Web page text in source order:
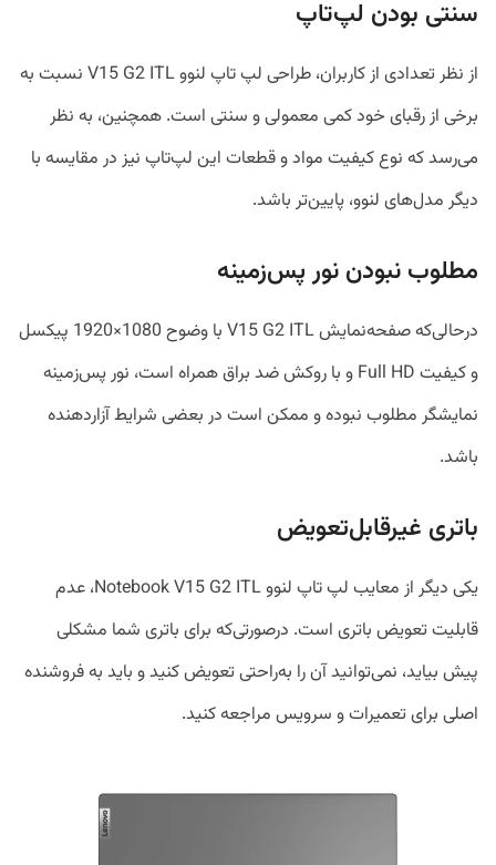
سنتی بودن لپ‌تاپ
از نظر تعدادی از کاربران، طراحی لپ ‌تاپ لنوو V15 G2 ITL نسبت به
برخی از رقبای خود کمی معمولی و سنتی است. همچنین، به نظر
می‌رسد که نوع کیفیت مواد و قطعات این لپ‌تاپ نیز در مقایسه با
دیگر مدل‌های لنوو، پایین‌تر باشد.
مطلوب نبودن نور پس‌زمینه
درحالی‌که صفحه‌نمایش V15 G2 ITL با وضوح 1080×1920 پیکسل
و کیفیت Full HD و با روکش ضد براق همراه است، نور پس‌زمینه
نمایشگر مطلوب نبوده و ممکن است در بعضی شرایط آزاردهنده
باشد.
باتری غیرقابل‌تعویض
یکی دیگر از معایب لپ ‌تاپ لنوو Notebook V15 G2 ITL، عدم
قابلیت تعویض باتری است. درصورتی‌که برای باتری شما مشکلی
پیش بیاید، نمی‌توانید آن را به‌راحتی تعویض کنید و باید به فروشنده‌
اصلی برای تعمیرات و سرویس مراجعه کنید.